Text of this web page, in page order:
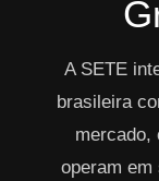
A SETE
brasileira
mercado,
operam